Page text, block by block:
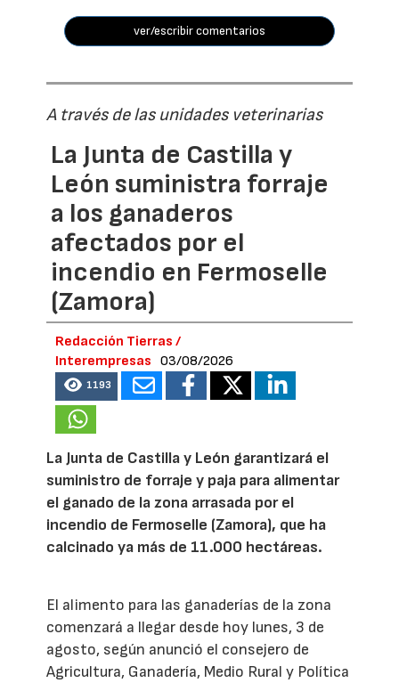
ver/escribir comentarios
A través de las unidades veterinarias
La Junta de Castilla y
León suministra forraje
a los ganaderos
afectados por el
incendio en Fermoselle
(Zamora)
Redacción Tierras /
Interempresas
03/08/2026
1193
La Junta de Castilla y León garantizará el
suministro de forraje y paja para alimentar
el ganado de la zona arrasada por el
incendio de Fermoselle (Zamora), que ha
calcinado ya más de 11.000 hectáreas.
El alimento para las ganaderías de la zona
comenzará a llegar desde hoy lunes, 3 de
agosto, según anunció el consejero de
Agricultura, Ganadería, Medio Rural y Política